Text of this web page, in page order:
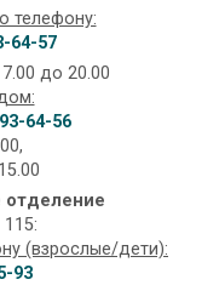
телефону:
64-57
до 20.00
64-56
отделение
(взрослые/дети):
93